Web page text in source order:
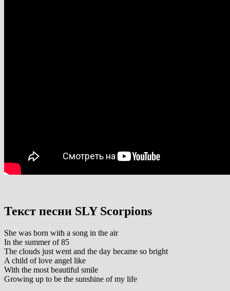
Текст песни SLY Scorpions
She was born with a song in the air
In the summer of 85
The clouds just went and the day became so bright
A child of love angel like
With the most beautiful smile
Growing up to be the sunshine of my life